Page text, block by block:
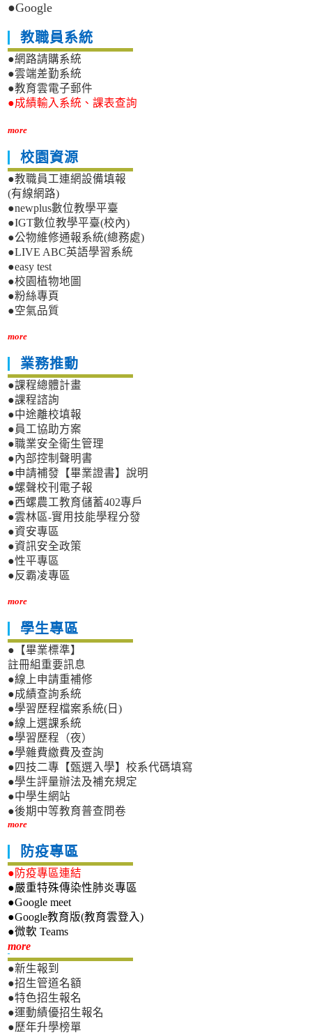
●Google
教職員系統
●網路請購系統
●雲端差勤系統
●教育雲電子郵件
●成績輸入系統、課表查詢
more
校園資源
●教職員工連網設備填報
(有線網路)
●newplus數位教學平臺
●IGT數位教學平臺(校內)
●公物維修通報系統(總務處)
●LIVE ABC英語學習系統
●easy test
●校園植物地圖
●粉絲專頁
●空氣品質
more
業務推動
●課程總體計畫
●課程諮詢
●中途離校填報
●員工協助方案
●職業安全衛生管理
●內部控制聲明書
●申請補發【畢業證書】說明
●螺聲校刊電子報
●西螺農工教育儲蓄402專戶
●雲林區-實用技能學程分發
●資安專區
●資訊安全政策
●性平專區
●反霸凌專區
more
學生專區
●【畢業標準】
註冊組重要訊息
●線上申請重補修
●成績查詢系統
●學習歷程檔案系統(日)
●線上選課系統
●學習歷程（夜）
●學雜費繳費及查詢
●四技二專【甄選入學】校系代碼填寫
●學生評量辦法及補充規定
●中學生網站
●後期中等教育普查問卷
more
防疫專區
●防疫專區連結
●嚴重特殊傳染性肺炎專區
●Google meet
●Google教育版(教育雲登入)
●微軟 Teams
more新生專區
●新生報到
●招生管道名額
●特色招生報名
●運動績優招生報名
●歷年升學榜單